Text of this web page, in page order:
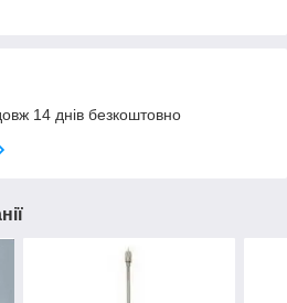
14 днів безкоштовно